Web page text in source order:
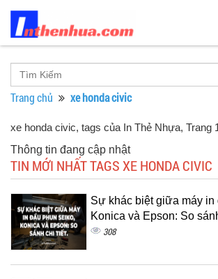
Trang chủ xe honda civic
xe honda civic, tags của In Thẻ Nhựa, Trang
Thông tin đang cập nhật
TIN MỚI NHẤT TAGS XE HONDA CIVIC
Sự khác biệt giữa máy in
Konica và Epson: So
308